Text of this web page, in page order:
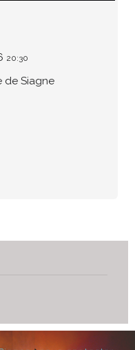
20:30
de Siagne